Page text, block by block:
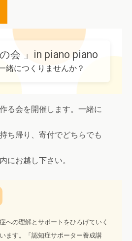
会 」in piano piano
緒につくりませんか？
る会を開催します。一緒に
ち帰り、寄付でどちらでも
にお越し下さい。
への理解とサポートをひろげていく
ます。「認知症サポーター養成講